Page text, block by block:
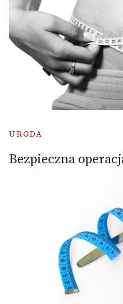
URODA
Bezpieczna